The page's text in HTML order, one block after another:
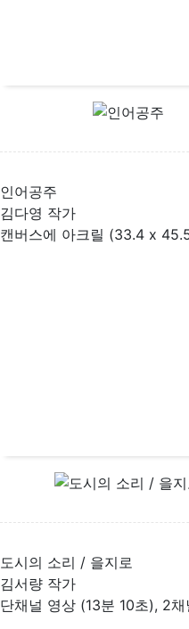
인어공주
김다영 작가
캔버스에 아크릴 (33.4 x
도시의 소리 / 을지로
김서량 작가